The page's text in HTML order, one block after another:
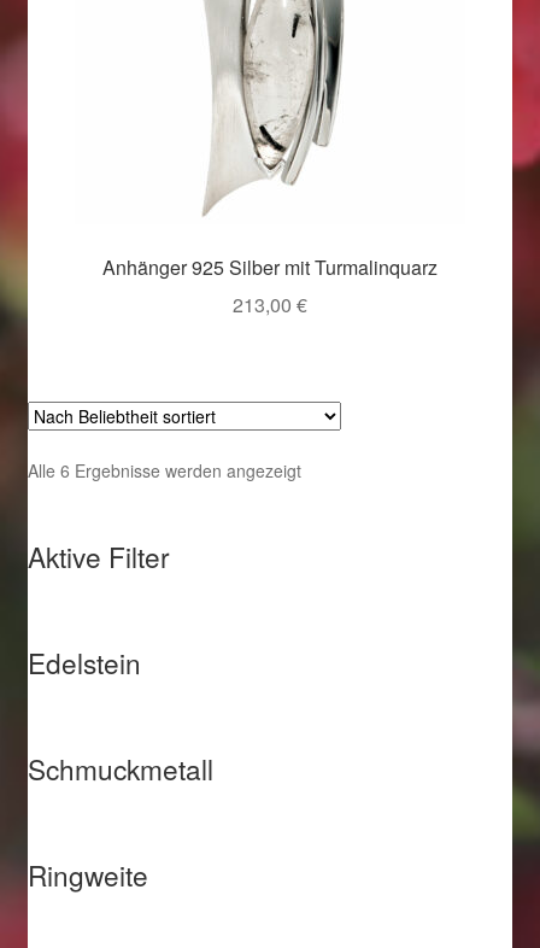
Anhänger 925 Silber mit Turmalinquarz
213,00 €
Alle 6 Ergebnisse werden angezeigtNach
Aktive Filter
Edelstein
Schmuckmetall
Ringweite